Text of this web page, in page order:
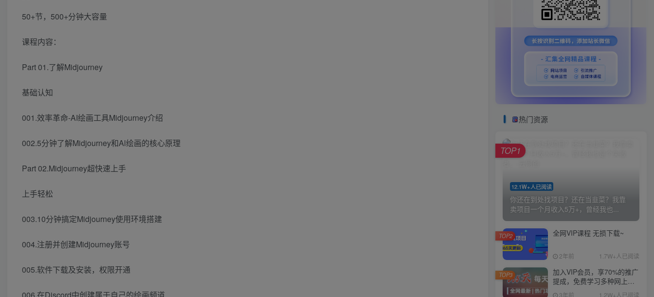
50+节，500+分钟大容量
课程内容：
Part 01.了解Midjourney
基础认知
001.效率革命-AI绘画工具Midjourney介绍
002.5分钟了解Midjourney和Al绘画的核心原理
Part 02.Midjourney超快速上手
上手轻松
003.10分钟搞定Midjourney使用环境搭建
004.注册并创建Midjourney账号
005.软件下载及安装，权限开通
热门资源
12.1W+人已阅读
你还在到处找项目？还在当韭菜？我靠
卖项目一个月收入5万+，曾经我也...
TOP1
全网VIP课程 无损下载~
2年前 1.7W+人已阅读
TOP2
加入VIP会员，享70%的推广
提成，免费学习多种网上创
业课程，菜鸟秒变大神！
3年前 1.2W+人已阅读
TOP3